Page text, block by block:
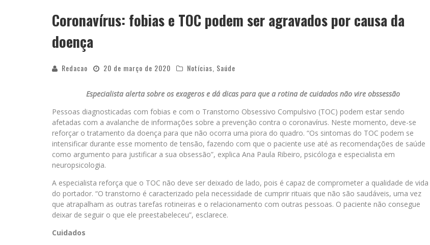
Coronavírus: fobias e TOC podem ser agravados por causa da
doença
Redacao 20 de março de 2020 Notícias, Saúde
Especialista alerta sobre os exageros e dá dicas para que a rotina de cuidados não vire obssessão
Pessoas diagnosticadas com fobias e com o Transtorno Obsessivo Compulsivo (TOC) podem estar sendo
afetadas com a avalanche de informações sobre a prevenção contra o coronavírus. Neste momento, deve-se
reforçar o tratamento da doença para que não ocorra uma piora do quadro. “Os sintomas do TOC podem se
intensificar durante esse momento de tensão, fazendo com que o paciente use até as recomendações de saúde
como argumento para justificar a sua obsessão”, explica Ana Paula Ribeiro, psicóloga e especialista em
neuropsicologia.
A especialista reforça que o TOC não deve ser deixado de lado, pois é capaz de comprometer a qualidade de vida
do portador. “O transtorno é caracterizado pela necessidade de cumprir rituais que não são saudáveis, uma vez
que atrapalham as outras tarefas rotineiras e o relacionamento com outras pessoas. O paciente não consegue
deixar de seguir o que ele preestabeleceu”, esclarece.
Cuidados